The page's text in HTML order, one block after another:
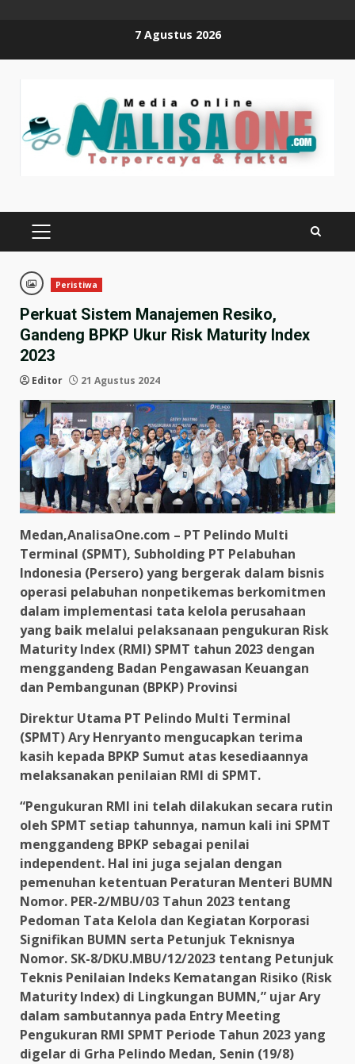
7 Agustus 2026
PRIMARY
Peristiwa
Perkuat Sistem Manajemen Resiko,
Gandeng BPKP Ukur Risk Maturity Index
2023
Editor 21 Agustus 2024
Medan,AnalisaOne.com – PT Pelindo Multi
Terminal (SPMT), Subholding PT Pelabuhan
Indonesia (Persero) yang bergerak dalam bisnis
operasi pelabuhan nonpetikemas berkomitmen
dalam implementasi tata kelola perusahaan
yang baik melalui pelaksanaan pengukuran Risk
Maturity Index (RMI) SPMT tahun 2023 dengan
menggandeng Badan Pengawasan Keuangan
dan Pembangunan (BPKP) Provinsi
Direktur Utama PT Pelindo Multi Terminal
(SPMT) Ary Henryanto mengucapkan terima
kasih kepada BPKP Sumut atas kesediaannya
melaksanakan penilaian RMI di SPMT.
“Pengukuran RMI ini telah dilakukan secara rutin
oleh SPMT setiap tahunnya, namun kali ini SPMT
menggandeng BPKP sebagai penilai
independent. Hal ini juga sejalan dengan
pemenuhan ketentuan Peraturan Menteri BUMN
Nomor. PER-2/MBU/03 Tahun 2023 tentang
Pedoman Tata Kelola dan Kegiatan Korporasi
Signifikan BUMN serta Petunjuk Teknisnya
Nomor. SK-8/DKU.MBU/12/2023 tentang Petunjuk
Teknis Penilaian Indeks Kematangan Risiko (Risk
Maturity Index) di Lingkungan BUMN,” ujar Ary
dalam sambutannya pada Entry Meeting
Pengukuran RMI SPMT Periode Tahun 2023 yang
digelar di Grha Pelindo Medan, Senin (19/8)